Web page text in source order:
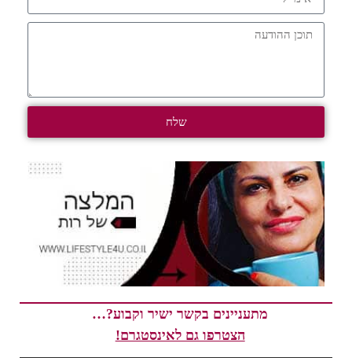
שלח
מתעניינים בקשר ישיר וקבוע?…
הצטרפו גם לאינסטגרם!